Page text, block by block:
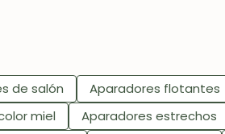
de salón Aparadores flotantes
miel
Aparadores estrechos